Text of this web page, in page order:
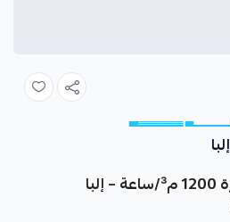
إلبا
شفاط بلت إن 60 سم قوة 1200 م³/ساعة – إلبا